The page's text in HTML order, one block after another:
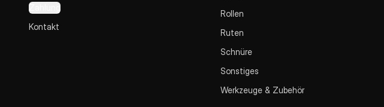
Zahlung
Kontakt
Rollen
Ruten
Schnüre
Sonstiges
Werkzeuge & Zubehör